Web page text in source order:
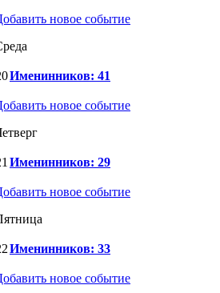
новое событие
Именинников: 41
новое событие
Именинников: 29
новое событие
Именинников: 33
новое событие